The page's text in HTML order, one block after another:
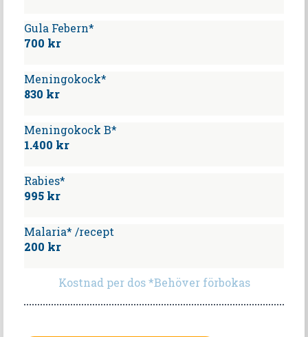
Gula Febern*
700 kr
Meningokock*
830 kr
Meningokock B*
1.400 kr
Rabies*
995 kr
Malaria* /recept
200 kr
Kostnad per dos *Behöver förbokas